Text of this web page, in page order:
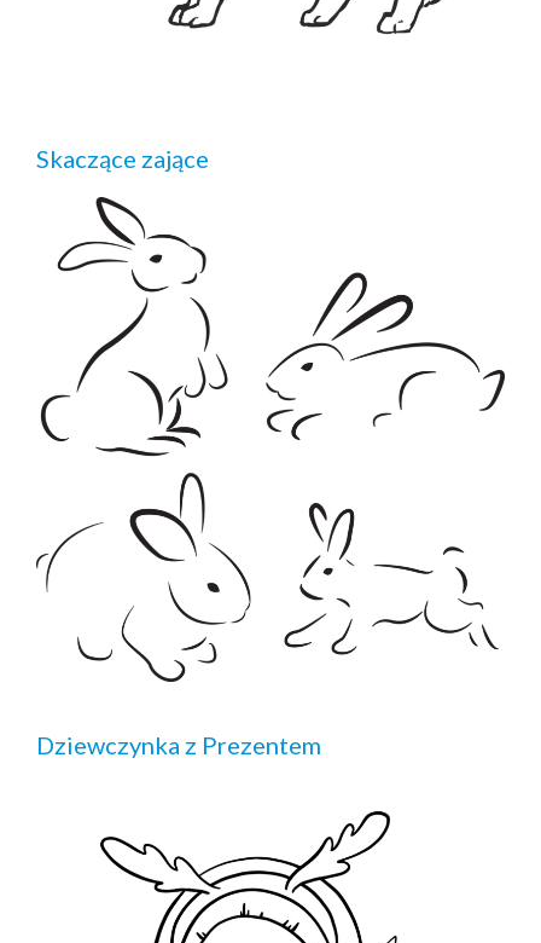
Skaczące zające
Dziewczynka z Prezentem